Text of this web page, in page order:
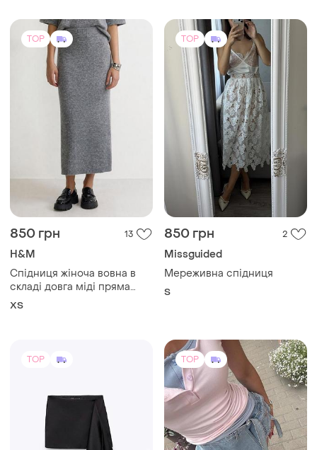
TOP
850 грн 13
H&M
Спідниця жіноча вовна в
складі довга міді пряма
олівець h&m трикотажна
ХS
TOP
850 грн 2
Missguided
Мереживна спідниця
S
TOP TOP